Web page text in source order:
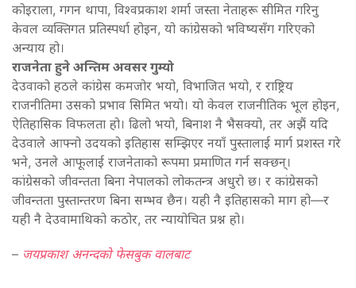
कोइराला, गगन थापा, विश्वप्रकाश शर्मा जस्ता नेताहरू सीमित गरिनु
केवल व्यक्तिगत प्रतिस्पर्धा होइन, यो कांग्रेसको भविष्यसँग गरिएको
अन्याय हो।
राजनेता हुने अन्तिम अवसर गुम्यो
देउवाको हठले कांग्रेस कमजोर भयो, विभाजित भयो, र राष्ट्रिय
राजनीतिमा उसको प्रभाव सिमित भयो। यो केवल राजनीतिक भूल होइन,
ऐतिहासिक विफलता हो। ढिलो भयो, बिनाश नै भैसक्यो, तर अझैं यदि
देउवाले आफ्नो उदयको इतिहास सम्झिएर नयाँ पुस्तालाई मार्ग प्रशस्त गरे
भने, उनले आफूलाई राजनेताको रूपमा प्रमाणित गर्न सक्छन्।
कांग्रेसको जीवन्तता बिना नेपालको लोकतन्त्र अधुरो छ। र कांग्रेसको
जीवन्तता पुस्तान्तरण बिना सम्भव छैन। यही नै इतिहासको माग हो—र
यही नै देउवामाथिको कठोर, तर न्यायोचित प्रश्न हो।
– जयप्रकाश अनन्दको फेसबुक वालबाट